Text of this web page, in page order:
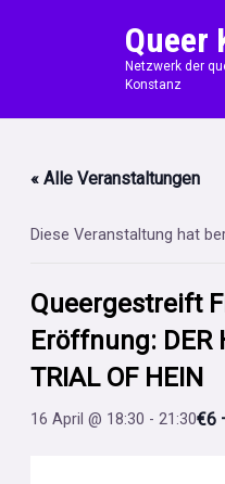
Queer
Netzwerk der
Konstanz
« Alle Veranstaltungen
Diese Veranstaltung hat
Queergestreift
Eröffnung: DER
TRIAL OF HEIN
16 April @ 18:30 - 21:30€6